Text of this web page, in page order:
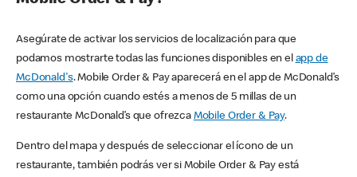
Asegúrate de activar los servicios de localización para que
podamos mostrarte todas las funciones disponibles en el app de
McDonald's. Mobile Order & Pay aparecerá en el app de McDonald’s
como una opción cuando estés a menos de 5 millas de un
restaurante McDonald’s que ofrezca Mobile Order & Pay.
Dentro del mapa y después de seleccionar el ícono de un
restaurante, también podrás ver si Mobile Order & Pay está